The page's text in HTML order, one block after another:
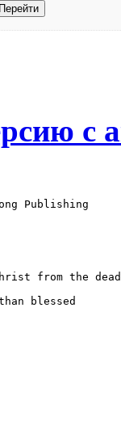
c
Publishing
from the dead
blessed